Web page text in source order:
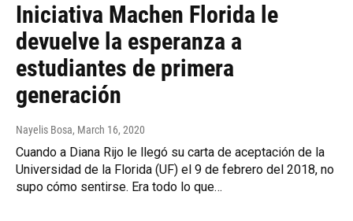
Iniciativa Machen Florida le
devuelve la esperanza a
estudiantes de primera
generación
Nayelis Bosa, March 16, 2020
Cuando a Diana Rijo le llegó su carta de aceptación de la
Universidad de la Florida (UF) el 9 de febrero del 2018, no
supo cómo sentirse. Era todo lo que…